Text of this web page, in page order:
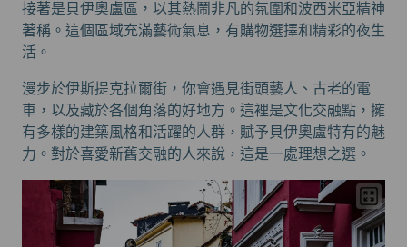
接著是貝伊奧盧區，以其熱鬧非凡的氛圍和波西米亞精神
著稱。這個區域充滿藝術氣息，有購物選擇和精彩的夜生
活。
漫步於伊斯提克拉爾街，你會遇見街頭藝人、古老的電
車，以及藏於各個角落的好地方。這裡是文化交融點，擁
有多樣的建築風格和活躍的人群，賦予貝伊奧盧特有的魅
力。對於喜愛新舊交融的人來說，這是一處理想之選。